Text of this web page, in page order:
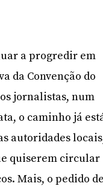
a progredir em
da Convenção do
jornalistas, num
o caminho já
autoridades
quiserem circular
Mais, o pedido